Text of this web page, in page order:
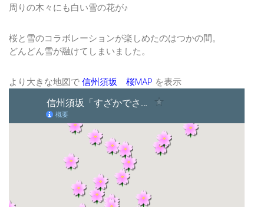
周りの木々にも白い雪の花が♪
桜と雪のコラボレーションが楽しめたのはつかの間。
どんどん雪が融けてしまいました。
より大きな地図で 信州須坂 桜MAP を表示